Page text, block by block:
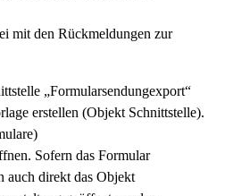
mit den Rückmeldungen zur
„Formularsendungexport“
erstellen (Objekt Schnittstelle).
Sofern das Formular
auch direkt das Objekt